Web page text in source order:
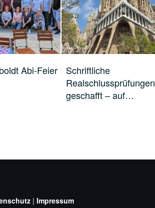
Abi-Feier
Schriftliche
Realschlussprüfungen
geschafft – auf…
| Impressum